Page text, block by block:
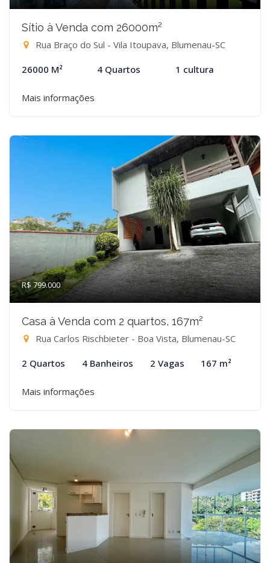
Sítio à Venda com 26000m²
Rua Braço do Sul - Vila Itoupava, Blumenau-SC
26000 M² 4 Quartos 1 cultura
Mais informações
R$ 799.000
Casa à Venda com 2 quartos, 167m²
Rua Carlos Rischbieter - Boa Vista, Blumenau-SC
2 Quartos 4 Banheiros 2 Vagas 167 m²
Mais informações